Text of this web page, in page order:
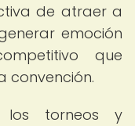
de atraer a
emoción
que
convención.
los torneos y